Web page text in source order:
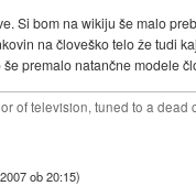
Si bom na wikiju še malo
na človeško telo že tudi
premalo natančne modele
of television, tuned to a dead
ob 20:15)